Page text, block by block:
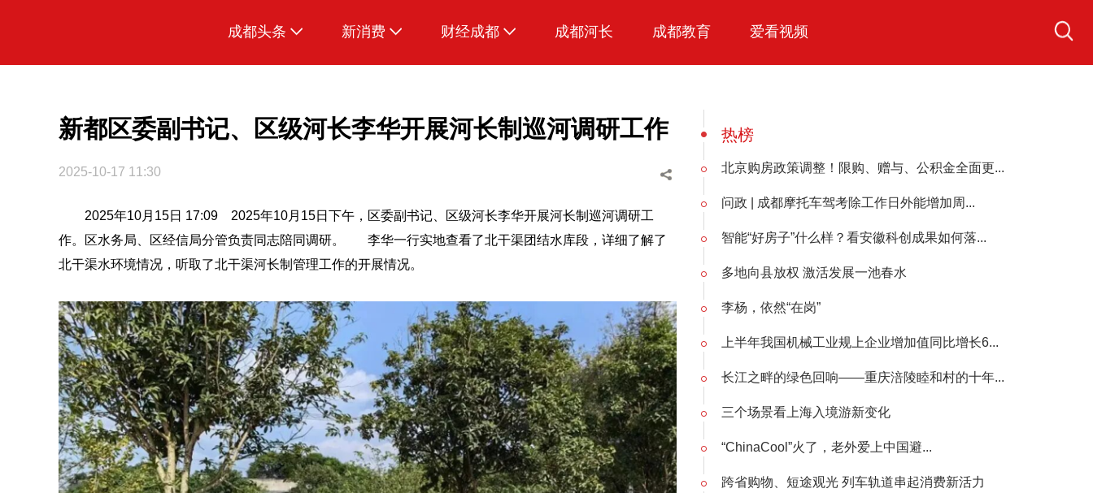
成都头条
本地
头条智造
热点专题
公示
新消费 财经成都 成都河长 成都教育 爱看视频
新都区委副书记、区级河长李华开展河长制巡河调研工作
2025-10-17 11:30
2025年10月15日 17:09 2025年10月15日下午，区委副书记、区级河长李华开展河长制巡河调研工
作。区水务局、区经信局分管负责同志陪同调研。 李华一行实地查看了北干渠团结水库段，详细了解了
北干渠水环境情况，听取了北干渠河长制管理工作的开展情况。
热榜
北京购房政策调整！限购、赠与、公积金全面更...
问政 | 成都摩托车驾考除工作日外能增加周...
智能“好房子”什么样？看安徽科创成果如何落...
多地向县放权 激活发展一池春水
李杨，依然“在岗”
上半年我国机械工业规上企业增加值同比增长6...
长江之畔的绿色回响——重庆涪陵睦和村的十年...
三个场景看上海入境游新变化
“ChinaCool”火了，老外爱上中国避...
跨省购物、短途观光 列车轨道串起消费新活力